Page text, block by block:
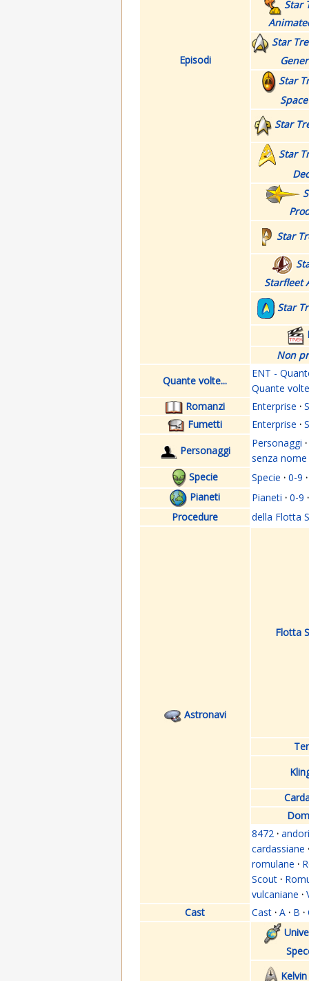
Episodi
Star
Star
Star
Star
Star
Star
Starfleet
Star
Non
Quante volte...
ENT -
Quante
Romanzi
Enterprise ·
Fumetti
Enterprise ·
Personaggi
Personaggi ·
senza nome
Specie
Specie · 0-9 ·
Pianeti
Pianeti · 0-9 ·
Procedure
della Flotta
Astronavi
Flotta
8472 ·
cardassiane ·
romulane ·
Scout ·
vulcaniane ·
Cast
Cast · A · B ·